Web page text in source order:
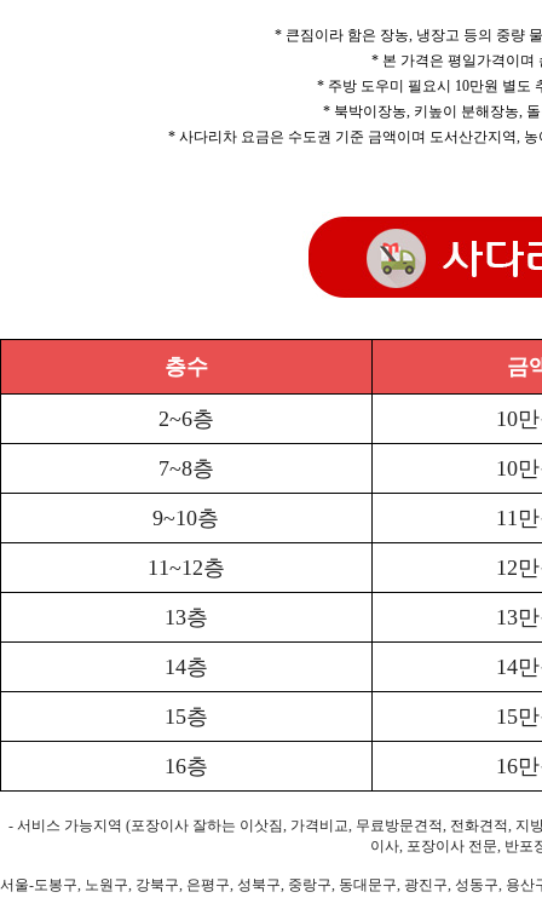
* 큰짐이라 함은 장농, 냉장고 등의 중량
* 본 가격은 평일가격이며
* 주방 도우미 필요시 10만원 별도
* 북박이장농, 키높이 분해장농,
* 사다리차 요금은 수도권 기준 금액이며 도서산간지역,
층수 금
2~6층 10
7~8층 10
9~10층 11
11~12층 12
13층 13
14층 14
15층 15
16층 16
- 서비스 가능지역 (포장이사 잘하는 이삿짐, 가격비교, 무료방문견적, 전화견적,
이사, 포장이사 전문, 반포
서울-도봉구, 노원구, 강북구, 은평구, 성북구, 중랑구, 동대문구, 광진구, 성동구, 용